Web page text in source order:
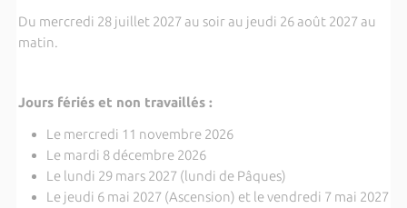
Du mercredi 28 juillet 2027 au soir au jeudi 26 août 2027 au
matin.
Jours fériés et non travaillés :
Le mercredi 11 novembre 2026
Le mardi 8 décembre 2026
Le lundi 29 mars 2027 (lundi de Pâques)
Le jeudi 6 mai 2027 (Ascension) et le vendredi 7 mai 2027